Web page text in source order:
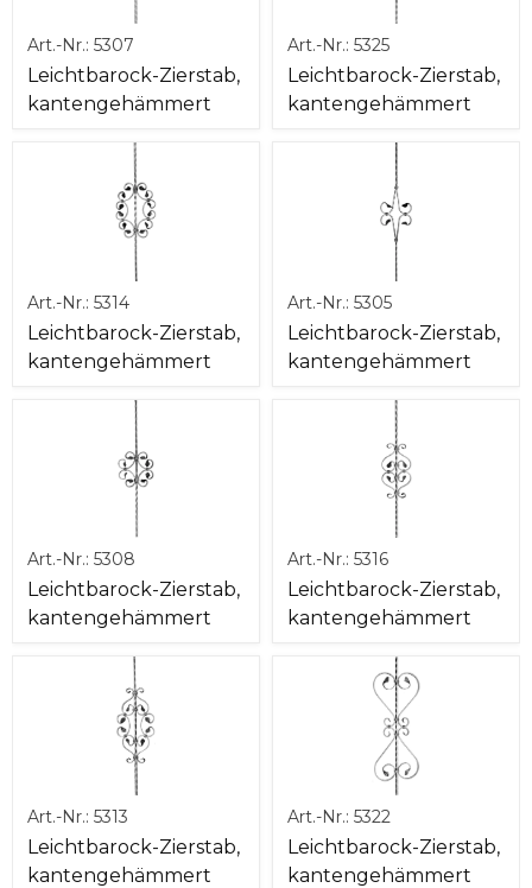
Art.-Nr.: 5307
Leichtbarock-Zierstab,
kantengehämmert
Art.-Nr.: 5325
Leichtbarock-Zierstab,
kantengehämmert
Art.-Nr.: 5314
Leichtbarock-Zierstab,
kantengehämmert
Art.-Nr.: 5305
Leichtbarock-Zierstab,
kantengehämmert
Art.-Nr.: 5308
Leichtbarock-Zierstab,
kantengehämmert
Art.-Nr.: 5316
Leichtbarock-Zierstab,
kantengehämmert
Art.-Nr.: 5313
Leichtbarock-Zierstab,
kantengehämmert
Art.-Nr.: 5322
Leichtbarock-Zierstab,
kantengehämmert